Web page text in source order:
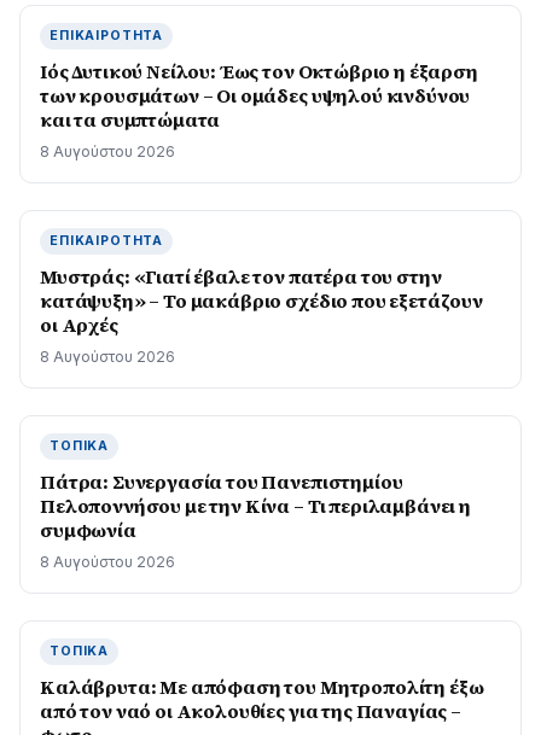
ΕΠΙΚΑΙΡΌΤΗΤΑ
Ιός Δυτικού Νείλου: Έως τον Οκτώβριο η έξαρση
των κρουσμάτων – Οι ομάδες υψηλού κινδύνου
και τα συμπτώματα
8 Αυγούστου 2026
ΕΠΙΚΑΙΡΌΤΗΤΑ
Μυστράς: «Γιατί έβαλε τον πατέρα του στην
κατάψυξη» – Το μακάβριο σχέδιο που εξετάζουν
οι Αρχές
8 Αυγούστου 2026
ΤΟΠΙΚΆ
Πάτρα: Συνεργασία του Πανεπιστημίου
Πελοποννήσου με την Κίνα – Τι περιλαμβάνει η
συμφωνία
8 Αυγούστου 2026
ΤΟΠΙΚΆ
Καλάβρυτα: Με απόφαση του Μητροπολίτη έξω
από τον ναό οι Ακολουθίες για της Παναγίας –